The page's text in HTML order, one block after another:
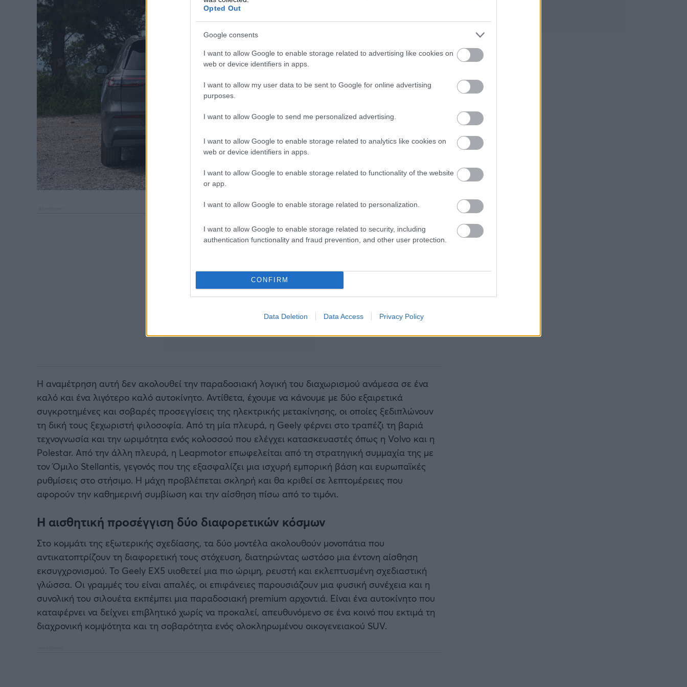
Opted Out
Google consents
I want to allow Google to enable storage related to advertising like cookies on
web or device identifiers in apps.
I want to allow my user data to be sent to Google for online advertising
purposes.
I want to allow Google to send me personalized advertising.
I want to allow Google to enable storage related to analytics like cookies on
web or device identifiers in apps.
I want to allow Google to enable storage related to functionality of the website
or app.
I want to allow Google to enable storage related to personalization.
I want to allow Google to enable storage related to security, including
authentication functionality and fraud prevention, and other user protection.
CONFIRM
Data Deletion Data Access Privacy Policy
Η αναμέτρηση αυτή δεν ακολουθεί την παραδοσιακή λογική του διαχωρισμού ανάμεσα σε ένα
καλό και ένα λιγότερο καλό αυτοκίνητο. Αντίθετα, έχουμε να κάνουμε με δύο εξαιρετικά
συγκροτημένες και σοβαρές προσεγγίσεις της ηλεκτρικής μετακίνησης, οι οποίες ξεδιπλώνουν
τη δική τους ξεχωριστή φιλοσοφία. Από τη μία πλευρά, η Geely φέρνει στο τραπέζι τη βαριά
τεχνογνωσία και την ωριμότητα ενός κολοσσού που ελέγχει κατασκευαστές όπως η Volvo και η
Polestar. Από την άλλη πλευρά, η Leapmotor επωφελείται από τη στρατηγική συμμαχία της με
τον Όμιλο Stellantis, γεγονός που της εξασφαλίζει μια ισχυρή εμπορική βάση και ευρωπαϊκές
ρυθμίσεις στο στήσιμο. Η μάχη προβλέπεται σκληρή και θα κριθεί σε λεπτομέρειες που
αφορούν την καθημερινή συμβίωση και την αίσθηση πίσω από το τιμόνι.
Η αισθητική προσέγγιση δύο διαφορετικών κόσμων
Στο κομμάτι της εξωτερικής σχεδίασης, τα δύο μοντέλα ακολουθούν μονοπάτια που
αντικατοπτρίζουν τη διαφορετική τους στόχευση, διατηρώντας ωστόσο μια έντονη αίσθηση
εκσυγχρονισμού. Το Geely EX5 υιοθετεί μια πιο ώριμη, ρευστή και εκλεπτυσμένη σχεδιαστική
γλώσσα. Οι γραμμές του είναι απαλές, οι επιφάνειες παρουσιάζουν μια φυσική συνέχεια και η
συνολική του σιλουέτα εκπέμπει μια παραδοσιακή premium αρχοντιά. Είναι ένα αυτοκίνητο που
καταφέρνει να δείχνει επιβλητικό χωρίς να προκαλεί, απευθυνόμενο σε ένα κοινό που εκτιμά τη
διαχρονική κομψότητα και τη σοβαρότητα ενός ολοκληρωμένου οικογενειακού SUV.